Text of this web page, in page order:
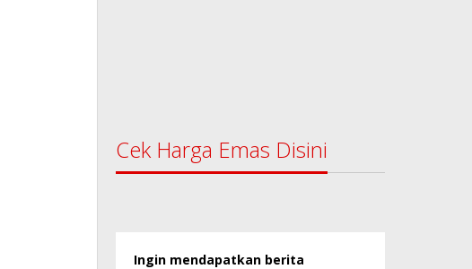
Cek Harga Emas Disini
Ingin mendapatkan berita